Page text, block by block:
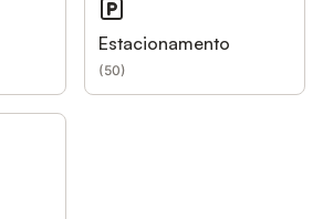
Estacionamento
(50)